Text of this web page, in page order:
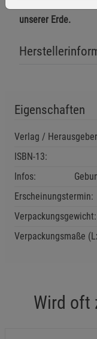
unserer Erde.
Eigenschaften
Verlag /
ISBN-13:
Infos:
Erscheinungstermin:
Verpackungsgewicht:
Verpackungsmaße
Wird oft
Zurück Einstellungen
Einwilligung
Notwendige
Beschreibung
Funktionale
Beschreibung
Statistik
Beschreibung